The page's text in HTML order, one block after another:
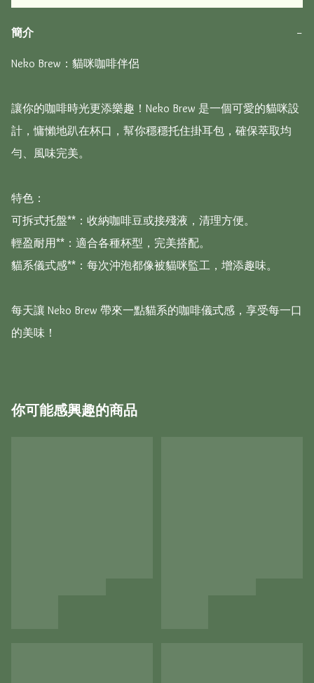
簡介 −
Neko Brew：貓咪咖啡伴侶
讓你的咖啡時光更添樂趣！Neko Brew 是一個可愛的貓咪設
計，慵懶地趴在杯口，幫你穩穩托住掛耳包，確保萃取均
勻、風味完美。
特色：
可拆式托盤**：收納咖啡豆或接殘液，清理方便。
輕盈耐用**：適合各種杯型，完美搭配。
貓系儀式感**：每次沖泡都像被貓咪監工，增添趣味。
每天讓 Neko Brew 帶來一點貓系的咖啡儀式感，享受每一口
的美味！
你可能感興趣的商品